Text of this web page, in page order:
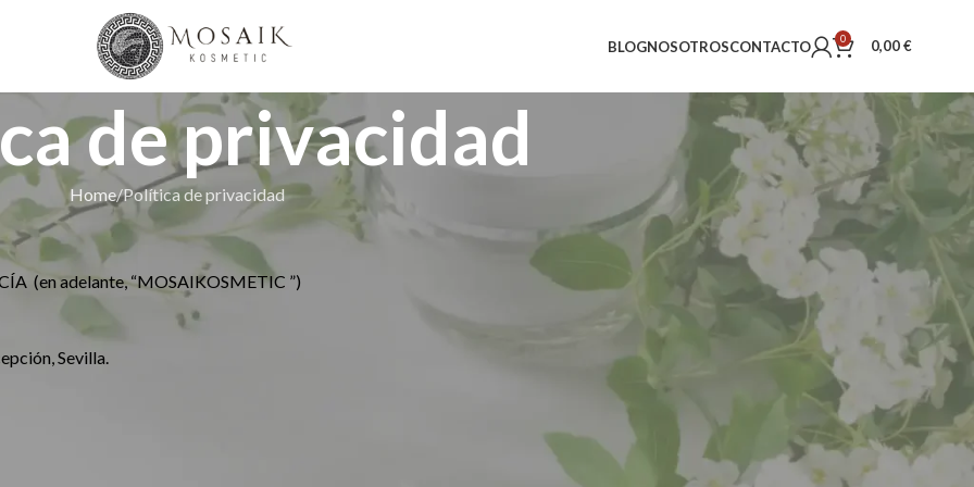
BLOGNOSOTROSCONTACTO 0 0,00€
de privacidad
Home Política de privacidad
(en adelante, “MOSAIKOSMETIC ”)
Sevilla.
CATEGORÍAS
Bienestar Corporal
Blog
PRODUCTOS DESTACADOS